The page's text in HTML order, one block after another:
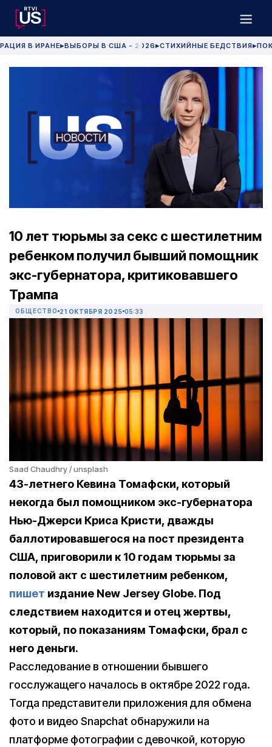
В ИРАНЕ▶ВЫБОРЫ В США - 2026 ▶СТИХИЙНЫЕ БЕДСТВИЯ▶
10 лет тюрьмы за секс с шестилетним
ребенком получил бывший помощник
экс-губернатора, критиковавшего
Трампа
ОБЩЕСТВО 21 ОКТЯБРЯ 2025 05:33
Saad Chaudhry / unsplash
43-летнего Кевина Томафски, который
некогда был помощником экс-губернатора
Нью-Джерси Криса Кристи, дважды
баллотировавшегося на пост президента
США, приговорили к 10 годам тюрьмы за
половой акт с шестилетним ребенком,
пишет издание New Jersey Globe. Под
следствием находится и отец жертвы,
который, по показаниям Томафски, брал с
него деньги.
Расследование в отношении бывшего
госслужащего началось в октябре 2022 года.
Тогда представители приложения для обмена
фото и видео Snapchat обнаружили на
платформе фотографии с девочкой, которую